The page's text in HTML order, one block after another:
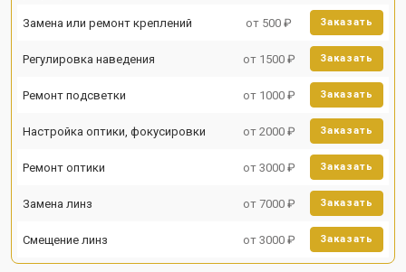
Замена или ремонт креплений от 500 ₽ Заказать
Регулировка наведения от 1500 ₽ Заказать
Ремонт подсветки от 1000 ₽ Заказать
Настройка оптики, фокусировки от 2000 ₽ Заказать
Ремонт оптики от 3000 ₽ Заказать
Замена линз от 7000 ₽ Заказать
Смещение линз от 3000 ₽ Заказать